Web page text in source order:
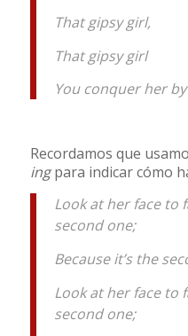
That gipsy girl,
That gipsy girl
You conquer her
Recordamos que
ingpara indicar cómo
Look at her face to
second one;
Because it’s the
Look at her face to
second one;